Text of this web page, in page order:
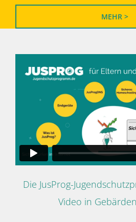
MEHR >
Die JusProg-
Video in